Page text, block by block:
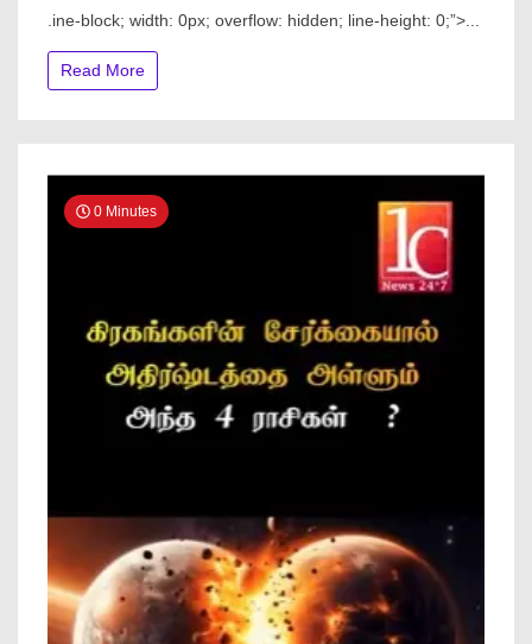
.ine-block; width: 0px; overflow: hidden; line-height: 0;”> ...
Read More
0 Minutes